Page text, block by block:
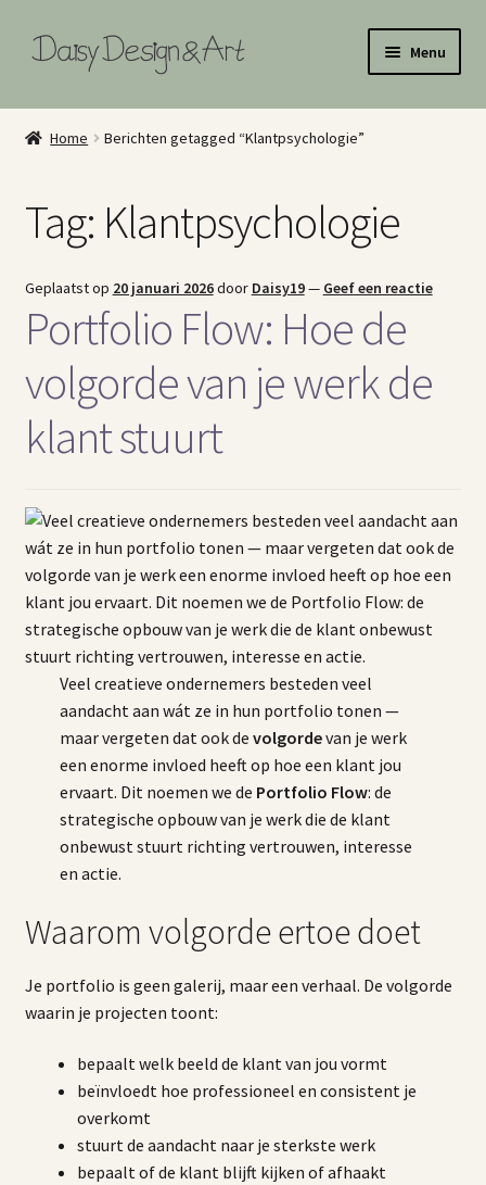
Ga
door
Ga
naar
Menu
Home
Art Licensing
Surface Pattern Design Portfolio
Illustratie Portfolio
Shop
About Me
Contact
Home Berichten getagged “Klantpsychologie”
Tag: Klantpsychologie
Geplaatst op 20 januari 2026door Daisy19— Geef een reactie
Portfolio Flow: Hoe de
volgorde van je werk de
klant stuurt
Veel creatieve ondernemers besteden veel
aandacht aan wát ze in hun portfolio tonen —
maar vergeten dat ook de volgordevan je werk
een enorme invloed heeft op hoe een klant jou
ervaart. Dit noemen we de Portfolio Flow: de
strategische opbouw van je werk die de klant
onbewust stuurt richting vertrouwen, interesse
en actie.
Waarom volgorde ertoe doet
Je portfolio is geen galerij, maar een verhaal. De volgorde
waarin je projecten toont:
bepaalt welk beeld de klant van jou vormt
beïnvloedt hoe professioneel en consistent je
overkomt
stuurt de aandacht naar je sterkste werk
bepaalt of de klant blijft kijken of afhaakt